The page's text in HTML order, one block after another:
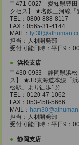
〒471-0027 愛知県豊田
クセス】 ★名鉄三河線「
TEL：0800-888-8117
FAX：0565-31-4144
MAIL：
担当：人材開発部
受付可能日時：平日9：
浜松支店
〒430-0933 静岡県浜松
ス】 ★JR東海道本線「
松駅」より徒歩1分
TEL：0120-47-1062
FAX：053-458-5666
MAIL：
担当：人材開発部
受付可能日時：平日9：
静岡支店